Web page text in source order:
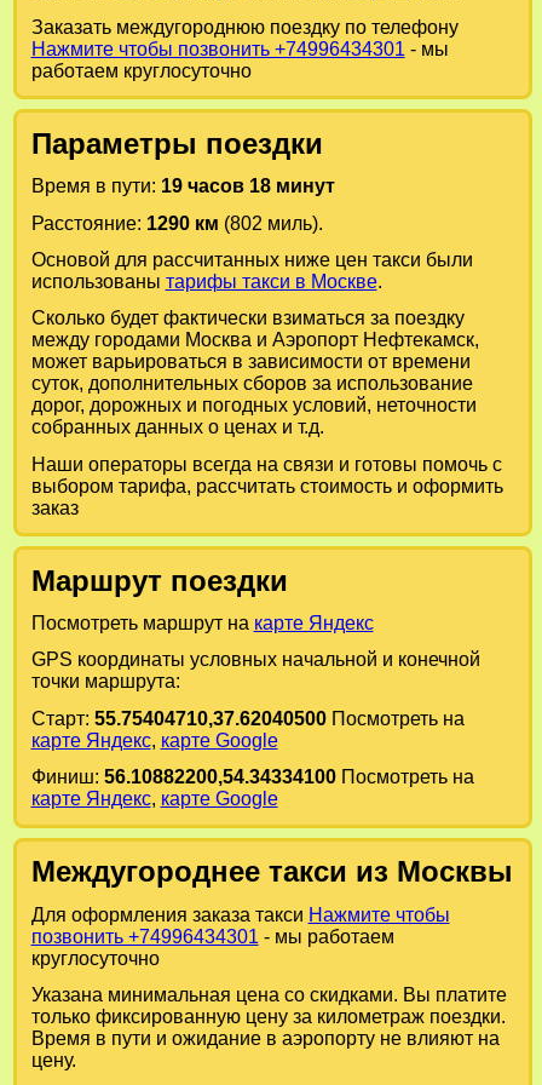
Заказать междугороднюю поездку по телефону
Нажмите чтобы позвонить +74996434301 - мы
работаем круглосуточно
Параметры поездки
Время в пути: 19 часов 18 минут
Расстояние: 1290 км (802 миль).
Основой для рассчитанных ниже цен такси были
использованы тарифы такси в Москве.
Сколько будет фактически взиматься за поездку
между городами Москваи Аэропорт Нефтекамск,
может варьироваться в зависимости от времени
суток, дополнительных сборов за использование
дорог, дорожных и погодных условий, неточности
собранных данных о ценах и т.д.
Наши операторы всегда на связи и готовы помочь с
выбором тарифа, рассчитать стоимость и оформить
заказ
Маршрут поездки
Посмотреть маршрут на карте Яндекс
GPS координаты условных начальной и конечной
точки маршрута:
Старт: 55.75404710,37.62040500Посмотреть на
карте Яндекс, карте Google
Финиш: 56.10882200,54.34334100Посмотреть на
карте Яндекс, карте Google
Междугороднее такси из Москвы
Для оформления заказа такси Нажмите чтобы
позвонить +74996434301 - мы работаем
круглосуточно
Указана минимальная цена со скидками. Вы платите
только фиксированную цену за километраж поездки.
Время в пути и ожидание в аэропорту не влияют на
цену.